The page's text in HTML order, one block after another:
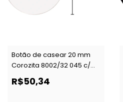
Botão de casear 20 mm
Corozita 8002/32 045 c/
144 un
R$50,34